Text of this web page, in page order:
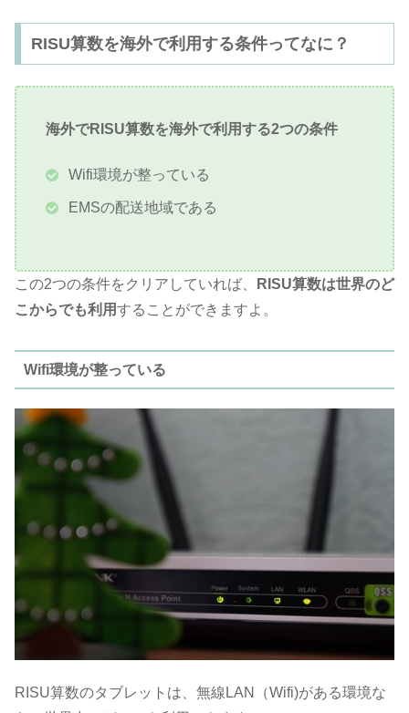
RISU算数を海外で利用する条件ってなに？
海外でRISU算数を海外で利用する2つの条件
Wifi環境が整っている
EMSの配送地域である
この2つの条件をクリアしていれば、
RISU算数は世界のど
こからでも利用することができますよ。
Wifi環境が整っている
RISU算数のタブレットは、無線LAN（Wifi)がある環境な